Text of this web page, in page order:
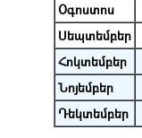
Օգոստոս
Սեպտեմբեր
Հոկտեմբեր
Նոյեմբեր
Դեկտեմբեր